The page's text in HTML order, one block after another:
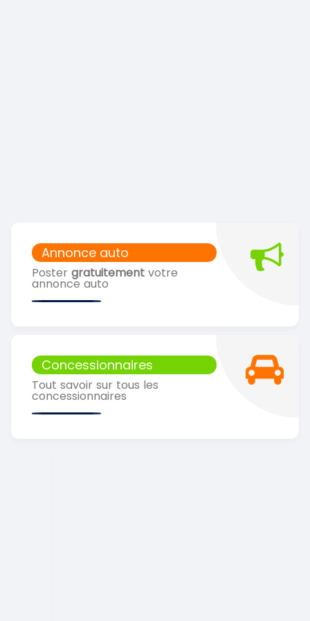
Annonce auto
Poster gratuitement votre
annonce auto
Concessionnaires
Tout savoir sur tous les
concessionnaires